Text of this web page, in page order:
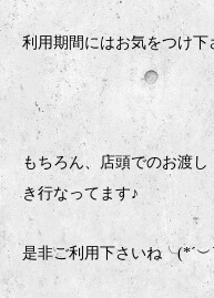
利用期間にはお気をつけ下
もちろん、店頭でのお渡し
き行なってます♪
是非ご利用下さいね